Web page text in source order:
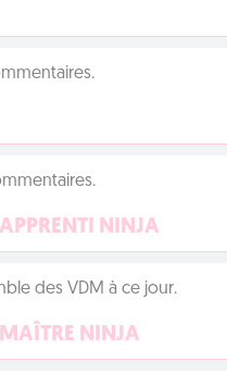
NINJA
des VDM à ce jour.
NINJA